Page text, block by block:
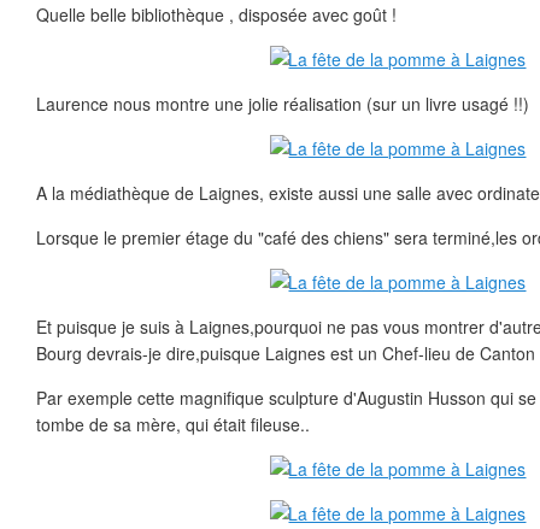
Quelle belle bibliothèque , disposée avec goût !
Laurence nous montre une jolie réalisation (sur un livre usagé !!)
A la médiathèque de Laignes, existe aussi une salle avec
Lorsque le premier étage du "café des chiens" sera terminé,les
Et puisque je suis à Laignes,pourquoi ne pas vous montrer
Bourg devrais-je dire,puisque Laignes est un Chef-lieu de Canton
Par exemple cette magnifique sculpture d'Augustin Husson qui
tombe de sa mère, qui était fileuse..